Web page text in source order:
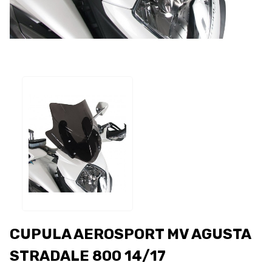
CUPULA AEROSPORT MV AGUSTA
STRADALE 800 14/17